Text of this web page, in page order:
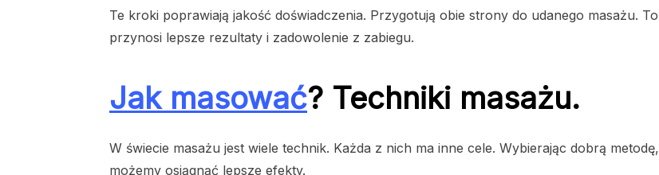
Te kroki poprawiają jakość doświadczenia. Przygotują obie strony do udanego masażu. To
przynosi lepsze rezultaty i zadowolenie z zabiegu.
Jak masować? Techniki masażu.
W świecie masażu jest wiele technik. Każda z nich ma inne cele. Wybierając dobrą metodę,
możemy osiągnąć lepsze efekty.